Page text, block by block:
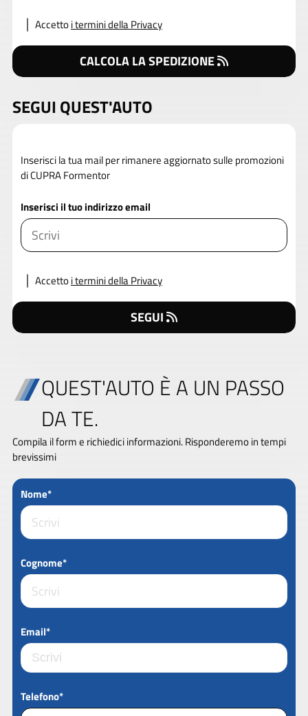
Accettoi termini della Privacy
CALCOLA LA SPEDIZIONE
SEGUI QUEST'AUTO
Inserisci la tua mail per rimanere aggiornato sulle promozioni
di CUPRA Formentor
Inserisci il tuo indirizzo email
Accettoi termini della Privacy
SEGUI
QUEST'AUTO È A UN PASSO
DA TE.
Compila il form e richiedici informazioni. Risponderemo in tempi
brevissimi
Nome*
Cognome*
Email*
Telefono*